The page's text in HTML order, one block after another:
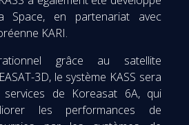
Space, en partenariat avec
KARI.
grâce au satellite
3D, le système KASS sera
de Koreasat 6A, qui
les performances de